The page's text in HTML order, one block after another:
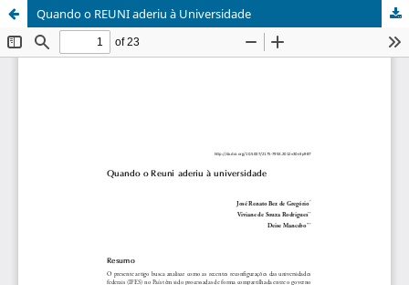
Quando o REUNI aderiu à Universidade